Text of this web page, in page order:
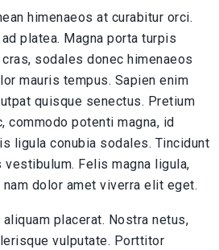
himenaeos at curabitur orci.
platea. Magna porta turpis
sodales donec himenaeos
mauris tempus. Sapien enim
quisque senectus. Pretium
commodo potenti magna, id
ligula conubia sodales. Tincidunt
Felis magna ligula,
dolor amet viverra elit eget.
placerat. Nostra netus,
vulputate. Porttitor